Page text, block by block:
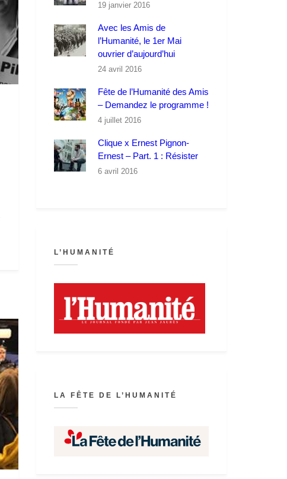
19 janvier 2016
Avec les Amis de
l’Humanité, le 1er Mai
ouvrier d’aujourd’hui
24 avril 2016
Fête de l’Humanité des Amis
– Demandez le programme !
4 juillet 2016
Clique x Ernest Pignon-
Ernest – Part. 1 : Résister
6 avril 2016
L’HUMANITÉ
LA FÊTE DE L’HUMANITÉ